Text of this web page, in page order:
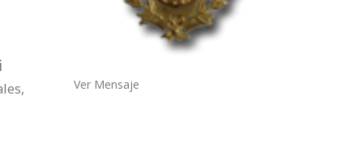
Ver Mensaje